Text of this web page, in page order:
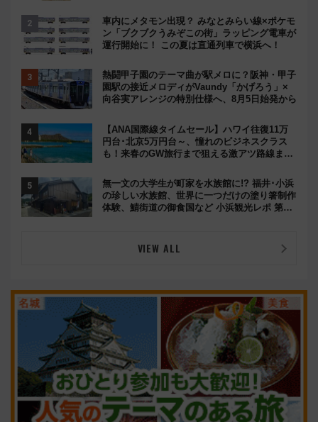
車内にメタモン出現？ みなとみらい線×ポケモ
ン「ブクブクうみぞこの街」ラッピング電車が
運行開始に！ この夏は直通列車で横浜へ！
熱闘甲子園のテーマ曲が駅メロに？阪神・甲子
園駅の接近メロディがVaundy「かげろう」×
向谷実アレンジの特別仕様へ、8月5日始発から
【ANA国際線タイムセール】ハワイ往復11万
円台･北京5万円台～、憧れのビジネスクラス
も！来春のGW旅行まで狙える激アツ路線まと
無一文の大学生が町家を水族館に!? 福井･小浜
の珍しい水族館、世界に一つだけの塗り箸制作
体験、鯖街道の御食国など 小浜観光レポ 第2
VIEW ALL